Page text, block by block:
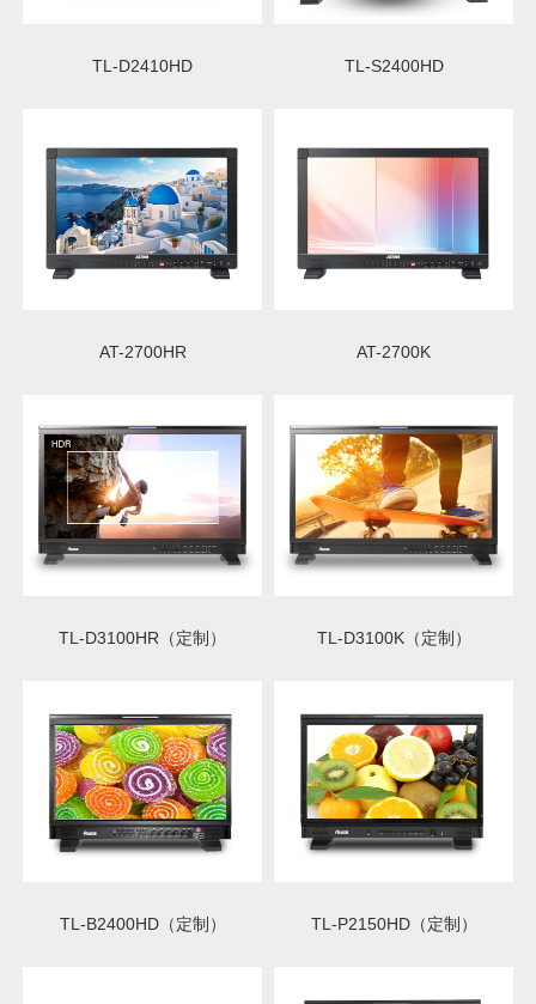
TL-D2410HD TL-S2400HD
AT-2700HR AT-2700K
TL-D3100HR（定制） TL-D3100K（定制）
TL-B2400HD（定制） TL-P2150HD（定制）